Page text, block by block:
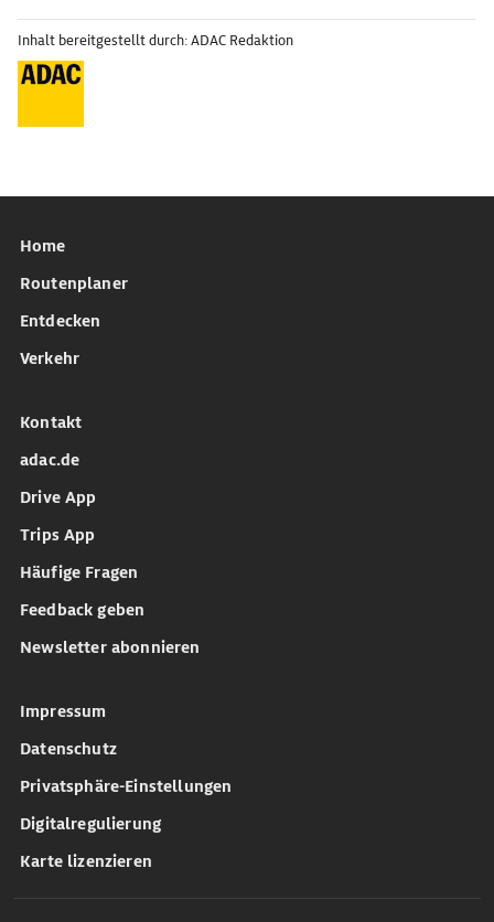
Inhalt bereitgestellt durch: ADAC Redaktion
Home
Routenplaner
Entdecken
Verkehr
Kontakt
adac.de
Drive App
Trips App
Häufige Fragen
Feedback geben
Newsletter abonnieren
Impressum
Datenschutz
Privatsphäre-Einstellungen
Digitalregulierung
Karte lizenzieren